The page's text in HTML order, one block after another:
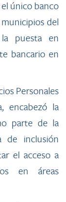
el único banco
del
puesta en
bancario en
Personales
encabezó la
parte de la
de inclusión
el acceso a
en áreas